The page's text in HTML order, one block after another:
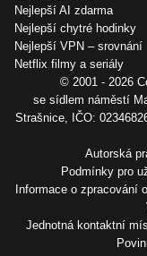
Nejlepší AI zdarma
Nejlepší chytré hodinky
Nejlepší VPN – srovnání
Netflix filmy a seriály
© 2001 - 2026
se sídlem náměstí
Strašnice, IČO:
Autorská
Podmínky pro
Informace o zpracování
Jednotná kontaktní